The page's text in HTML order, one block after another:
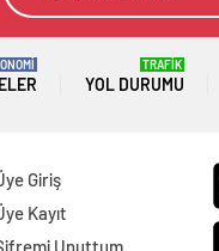
YOL DURUMU
TRAFİK
Giriş
Kayıt
Unuttum